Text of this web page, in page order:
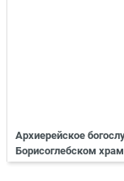
Архиерейское
Борисоглебском